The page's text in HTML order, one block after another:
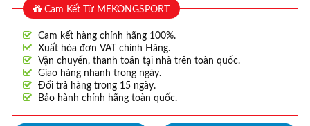
Cam Kết Từ MEKONGSPORT
Cam kết hàng chính hãng 100%.
Xuất hóa đơn VAT chính Hãng.
Vận chuyển, thanh toán tại nhà trên toàn quốc.
Giao hàng nhanh trong ngày.
Đổi trả hàng trong 15 ngày.
Bảo hành chính hãng toàn quốc.